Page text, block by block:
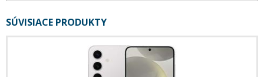
SÚVISIACE PRODUKTY